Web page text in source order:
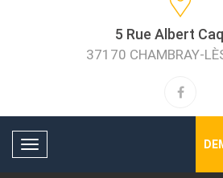
5 Rue Albert
37170 CHAMBRAY-
Toggle